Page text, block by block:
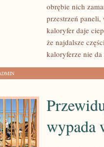
GARNITURY
MIARĘ
JEST
WIADOME
ORAZ
NIKOGO
NIE
obrębie nich
przestrzeń
kaloryfer daje
że najdalsze
kaloryferze nie da
wypada